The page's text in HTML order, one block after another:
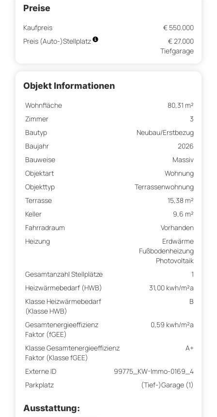
Preise
Kaufpreis
€ 550.000
Preis (Auto-)Stellplatz
€ 27.000
Tiefgarage
Objekt Informationen
Wohnfläche
80,31 m²
Zimmer
3
Bautyp
Neubau/Erstbezug
Baujahr
2026
Bauweise
Massiv
Objektart
Wohnung
Objekttyp
Terrassenwohnung
Terrasse
15,38 m²
Keller
9,6 m²
Fahrradraum
Vorhanden
Heizung
Erdwärme
Fußbodenheizung
Photovoltaik
Gesamtanzahl Stellplätze
1
Heizwärmebedarf (HWB)
31,00 kwh/m²a
Klasse Heizwärmebedarf
(Klasse HWB)
B
Gesamtenergieeffizienz
Faktor (fGEE)
0,59 kwh/m²a
Klasse Gesamtenergieeffizienz
Faktor (Klasse fGEE)
A+
Externe ID
99775_KW-Immo-0169_4
Parkplatz
(Tief-)Garage (1)
Ausstattung: